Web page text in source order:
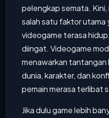
pelengkap semata. Kini,
salah satu faktor utama
videogame terasa
diingat. Videogame
menawarkan tantangan
dunia, karakter, dan
pemain merasa terlibat
Jika dulu game lebih